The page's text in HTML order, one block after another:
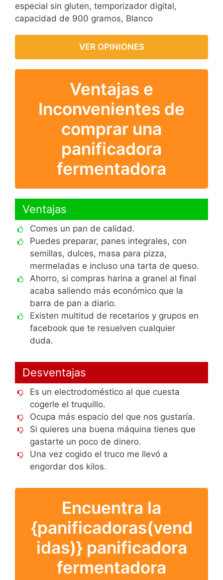
especial sin gluten, temporizador digital,
capacidad de 900 gramos, Blanco
VER OPINIONES
Ventajas e
Inconvenientes de
comprar una
panificadora
fermentadora
Ventajas
Comes un pan de calidad.
Puedes preparar, panes integrales, con
semillas, dulces, masa para pizza,
mermeladas e incluso una tarta de queso.
Ahorro, si compras harina a granel al final
acaba saliendo más económico que la
barra de pan a diario.
Existen multitud de recetarios y grupos en
facebook que te resuelven cualquier
duda.
Desventajas
Es un electrodoméstico al que cuesta
cogerle el truquillo.
Ocupa más espacio del que nos gustaría.
Si quieres una buena máquina tienes que
gastarte un poco de dinero.
Una vez cogido el truco me llevó a
engordar dos kilos.
Encuentra la
{panificadoras(vend
idas)} panificadora
fermentadora